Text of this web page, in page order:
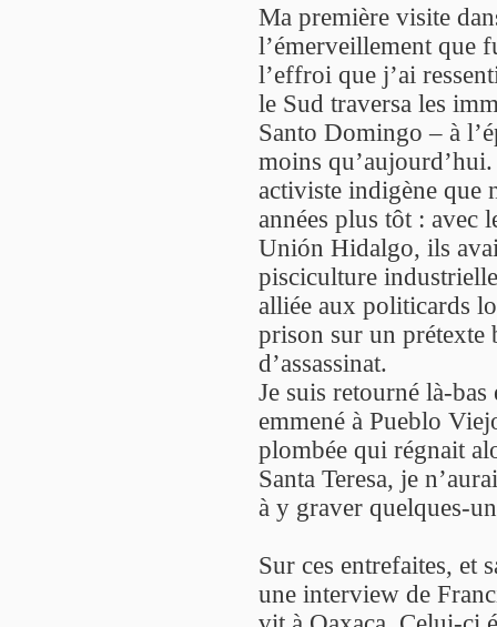
Ma première visite
l’émerveillement que
l’effroi que j’ai
le Sud traversa les
Santo Domingo – à
moins
activiste indigène que
années plus tôt : avec
Unión Hidalgo, ils
pisciculture
alliée aux politicards
prison sur un prétexte
d’assassinat.
Je suis retourné là-
emmené à Pueblo
plombée qui régnait
Santa Teresa, je
à y graver quelques-
Sur ces entrefaites, et
une interview de